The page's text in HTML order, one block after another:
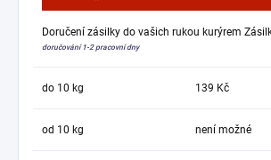
Doručení zásilky do vašich rukou kurýrem
doručování 1-2 pracovní dny
do 10 kg 139 Kč
od 10 kg není možné